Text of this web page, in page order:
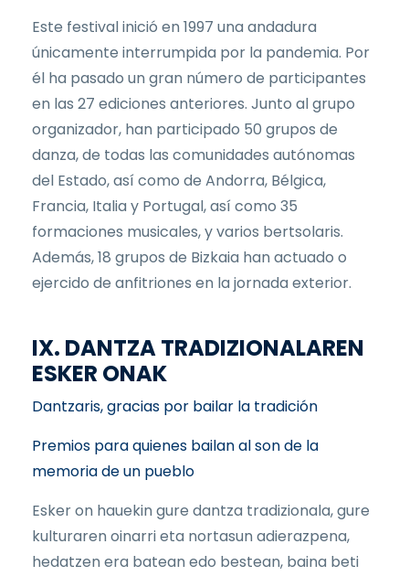
Este festival inició en 1997 una andadura
únicamente interrumpida por la pandemia. Por
él ha pasado un gran número de participantes
en las 27 ediciones anteriores. Junto al grupo
organizador, han participado 50 grupos de
danza, de todas las comunidades autónomas
del Estado, así como de Andorra, Bélgica,
Francia, Italia y Portugal, así como 35
formaciones musicales, y varios bertsolaris.
Además, 18 grupos de Bizkaia han actuado o
ejercido de anfitriones en la jornada exterior.
IX. DANTZA TRADIZIONALAREN
ESKER ONAK
Dantzaris, gracias por bailar la tradición
Premios para quienes bailan al son de la
memoria de un pueblo
Esker on hauekin gure dantza tradizionala, gure
kulturaren oinarri eta nortasun adierazpena,
hedatzen era batean edo bestean, baina beti